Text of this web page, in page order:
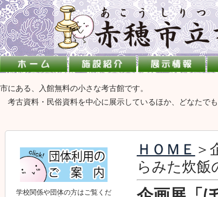
市にある、入館無料の小さな考古館です。
考古資料・民俗資料を中心に展示しているほか、どなたで
ＨＯＭＥ ＞
らみた炊飯
学校関係や団体の方はご覧くだ